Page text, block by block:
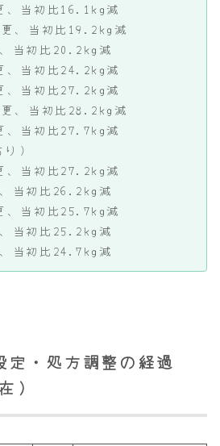
当初比16.1kg減
、当初比19.2kg減
当初比20.2kg減
当初比24.2kg減
当初比27.2kg減
、当初比28.2kg減
当初比27.7kg減
）
当初比27.2kg減
当初比26.2kg減
当初比25.7kg減
当初比25.2kg減
当初比24.7kg減
定・処方調整の経過
）